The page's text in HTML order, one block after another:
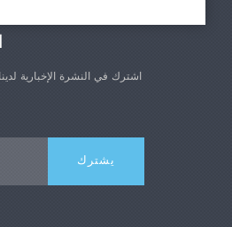
المشبكين بشكل
المشبك
مستشعر الإزاحة
المؤشرات
اشترك في النشرة الإخبارية